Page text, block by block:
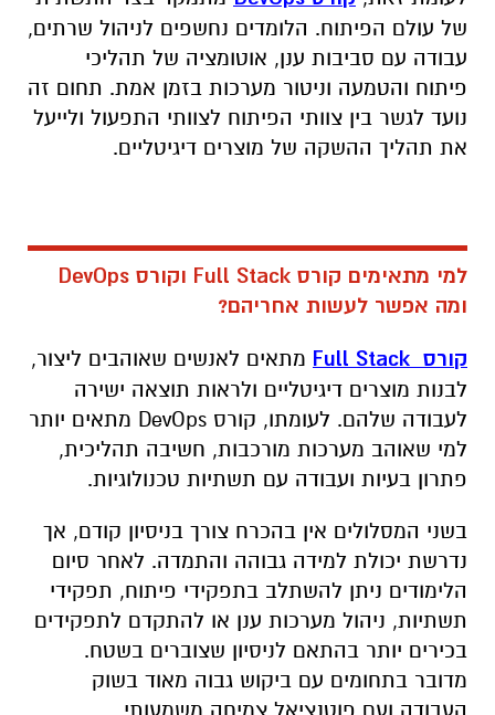
של עולם הפיתוח. הלומדים נחשפים לניהול שרתים,
עבודה עם סביבות ענן, אוטומציה של תהליכי
פיתוח והטמעה וניטור מערכות בזמן אמת. תחום זה
נועד לגשר בין צוותי הפיתוח לצוותי התפעול ולייעל
את תהליך ההשקה של מוצרים דיגיטליים.
למי מתאימים קורס וקורס
ומה אפשר לעשות אחריהם?
קורס
מתאים לאנשים שאוהבים ליצור,
לבנות מוצרים דיגיטליים ולראות תוצאה ישירה
לעבודה שלהם. לעומתו, קורס DevOps מתאים יותר
למי שאוהב מערכות מורכבות, חשיבה תהליכית,
פתרון בעיות ועבודה עם תשתיות טכנולוגיות.
בשני המסלולים אין בהכרח צורך בניסיון קודם, אך
נדרשת יכולת למידה גבוהה והתמדה. לאחר סיום
הלימודים ניתן להשתלב בתפקידי פיתוח, תפקידי
תשתיות, ניהול מערכות ענן או להתקדם לתפקידים
בכירים יותר בהתאם לניסיון שצוברים בשטח.
מדובר בתחומים עם ביקוש גבוה מאוד בשוק
העבודה ועם פוטנציאל צמיחה משמעותי.